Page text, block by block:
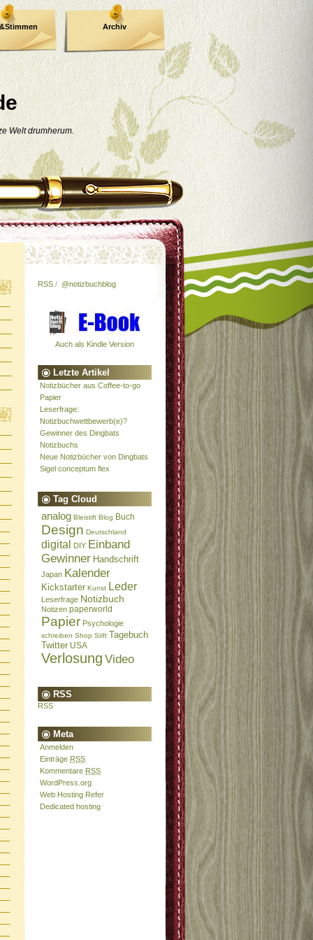
Welt drumherum.
Archiv
RSS / @notizbuchblog
Auch als Kindle Version
Letzte Artikel
Notizbücher aus Coffee-to-go
Papier
Leserfrage:
Notizbuchwettbewerb(e)?
Gewinner des Dingbats
Notizbuchs
Neue Notizbücher von Dingbats
Sigel conceptum flex
Tag Cloud
analog Bleistift Blog Buch
Design Deutschland
digital DIY Einband
Gewinner Handschrift
Japan Kalender
Kickstarter Kunst Leder
Leserfrage Notizbuch
Notizen paperworld
Papier Psychologie
schreiben Shop Stift Tagebuch
Twitter USA
Verlosung Video
RSS
RSS
Meta
Anmelden
Einträge RSS
Kommentare RSS
WordPress.org
Web Hosting Refer
Dedicated hosting